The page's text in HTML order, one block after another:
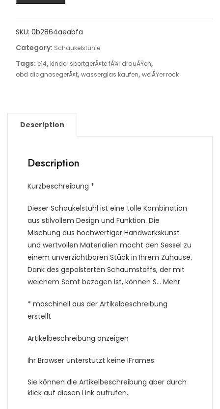
SKU: 0b2864aeabfa
Category: Schaukelstühle
Tags: e14, kinder sportgerÃ¤te fÃ¼r drauÃŸen,
obd diagnosegerÃ¤t, wasserglas kaufen, weiÃŸer rock
Description
Description
Kurzbeschreibung *
Dieser Schaukelstuhl ist eine tolle Kombination
aus stilvollem Design und Funktion. Die
Mischung aus hochwertiger Handwerkskunst
und wertvollen Materialien macht den Sessel zu
einem unverzichtbaren Stück in Ihrem Zuhause.
Dank des gepolsterten Schaumstoffs, der mit
weichem Samt bezogen ist, können S… Mehr
* maschinell aus der Artikelbeschreibung
erstellt
Artikelbeschreibung anzeigen
Ihr Browser unterstützt keine IFrames.
Sie können die Artikelbeschreibung aber durch
klick auf diesen Link aufrufen.